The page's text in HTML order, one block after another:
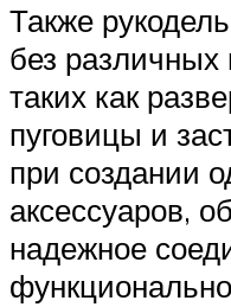
Также
без различных
таких как
пуговицы и
при создании
аксессуаров,
надежное